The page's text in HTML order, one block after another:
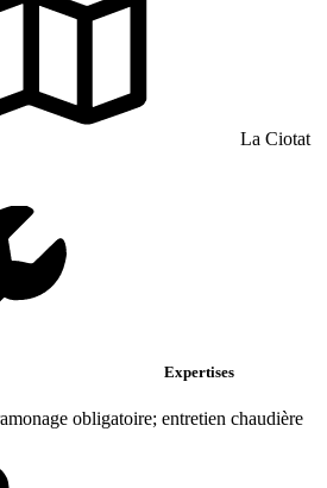
La Ciotat
Expertises
obligatoire; entretien chaudière